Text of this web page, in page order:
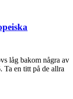
låg bakom några av
Ta en titt på de allra